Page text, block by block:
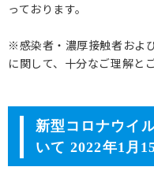
っております。
※感染者・濃厚接触者およ
に関して、十分なご理解と
新型コロナウイ
いて 2022年1月